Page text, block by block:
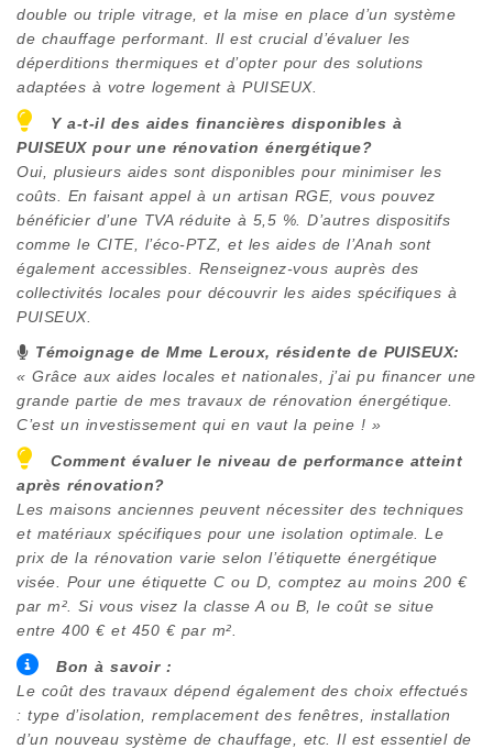
double ou triple vitrage, et la mise en place d’un système
de chauffage performant. Il est crucial d’évaluer les
déperditions thermiques et d’opter pour des solutions
adaptées à votre logement à PUISEUX.
Y a-t-il des aides financières disponibles à
PUISEUXpour une rénovation énergétique?
Oui, plusieurs aides sont disponibles pour minimiser les
coûts. En faisant appel à un artisan RGE, vous pouvez
bénéficier d’une TVA réduite à 5,5 %. D’autres dispositifs
comme le CITE, l’éco-PTZ, et les aides de l’Anah sont
également accessibles. Renseignez-vous auprès des
collectivités locales pour découvrir les aides spécifiques à
PUISEUX.
Témoignage de Mme Leroux, résidente de PUISEUX:
« Grâce aux aides locales et nationales, j’ai pu financer une
grande partie de mes travaux de rénovation énergétique.
C’est un investissement qui en vaut la peine ! »
Comment évaluer le niveau de performance atteint
après rénovation?
Les maisons anciennes peuvent nécessiter des techniques
et matériaux spécifiques pour une isolation optimale. Le
prix de la rénovation varie selon l’étiquette énergétique
visée. Pour une étiquette C ou D, comptez au moins 200 €
par m². Si vous visez la classe A ou B, le coût se situe
entre 400 € et 450 € par m².
Bon à savoir :
Le coût des travaux dépend également des choix effectués
: type d’isolation, remplacement des fenêtres, installation
d’un nouveau système de chauffage, etc. Il est essentiel de